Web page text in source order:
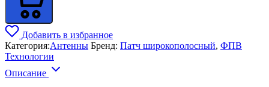
Добавить в избранное
Категория:Антенны Бренд: Патч широкополосный, ФПВ
Технологии
Описание